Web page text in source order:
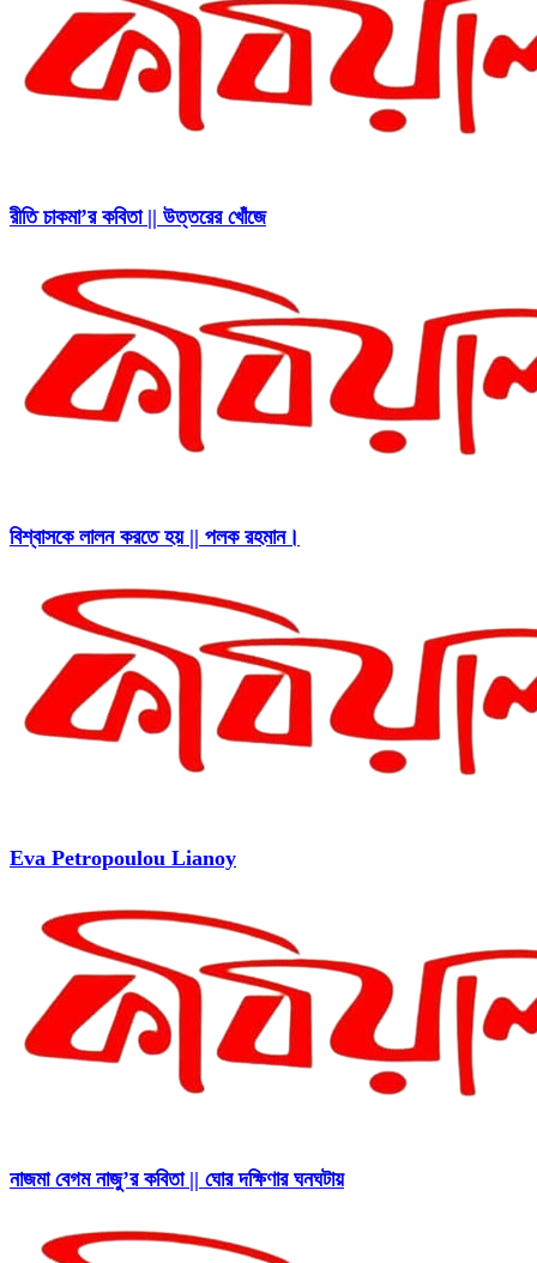
রীতি চাকমা’র কবিতা || উত্তরের খোঁজে
বিশ্বাসকে লালন করতে হয় || পলক রহমান।
Eva Petropoulou Lianoy
নাজমা বেগম নাজু’র কবিতা || ঘোর দক্ষিণার ঘনঘটায়